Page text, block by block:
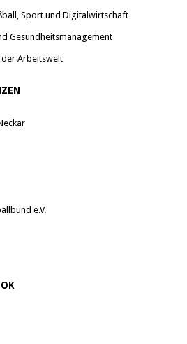
Sport und Digitalwirtschaft
Gesundheitsmanagement
der Arbeitswelt
e.V.